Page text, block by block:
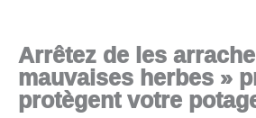
Arrêtez de les
mauvaises herbes »
protègent votre